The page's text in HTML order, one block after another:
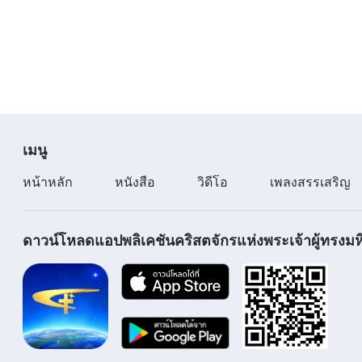
เมนู
หน้าหลัก หนังสือ วิดีโอ เพลงสรรเสริญ
ดาวน์โหลดแอปพลิเคชันคริสตจักรแห่งพระเจ้าผู้ทรงม